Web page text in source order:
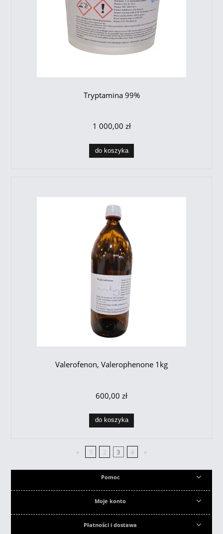
Tryptamina 99%
1 000,00 zł
do koszyka
Valerofenon, Valerophenone 1kg
600,00 zł
do koszyka
« 1 2 3 4 »
Pomoc
Moje konto
Płatności i dostawa